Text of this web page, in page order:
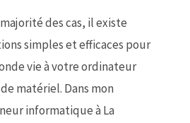
des cas, il existe
simples et efficaces pour
vie à votre ordinateur
matériel. Dans mon
informatique à La